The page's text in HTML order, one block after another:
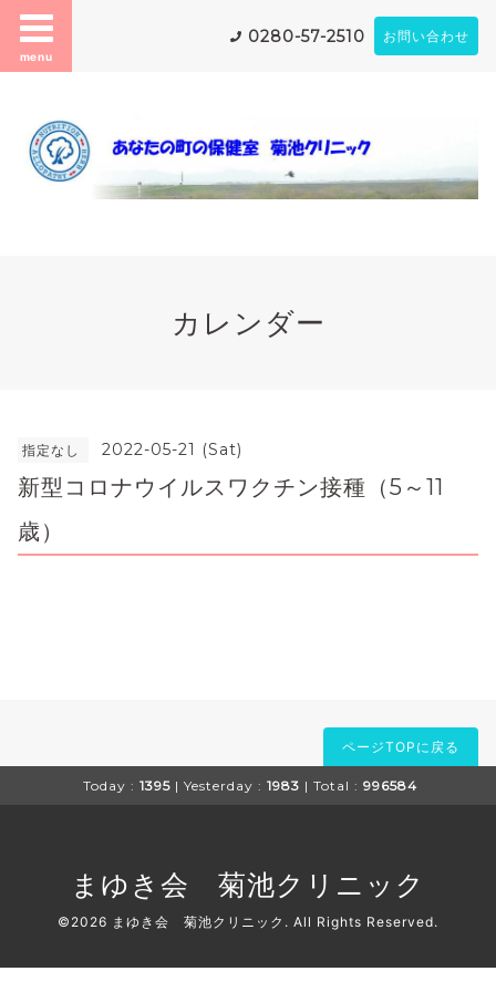
menu
0280-57-2510 お問い合わせ
カレンダー
指定なし 2022-05-21 (Sat)
新型コロナウイルスワクチン接種（5～11
歳）
ページTOPに戻る
Today : 1395 | Yesterday : 1983 | Total : 996584
まゆき会 菊池クリニック
©2026 まゆき会 菊池クリニック . All Rights Reserved.